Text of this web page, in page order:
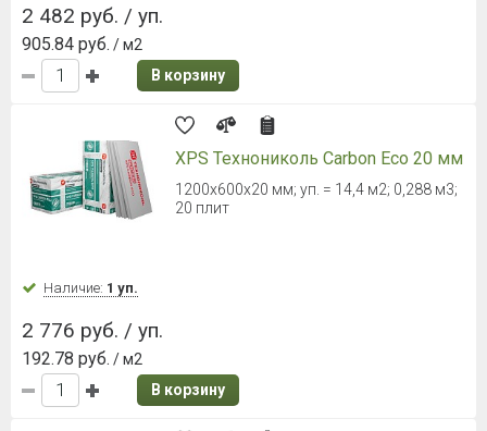
2 482 руб. / уп.
905.84 руб. / м2
В корзину
XPS Технониколь Carbon Eco 20 мм
1200х600х20 мм; уп. = 14,4 м2; 0,288 м3;
20 плит
Наличие: 1 уп.
2 776 руб. / уп.
192.78 руб. / м2
В корзину